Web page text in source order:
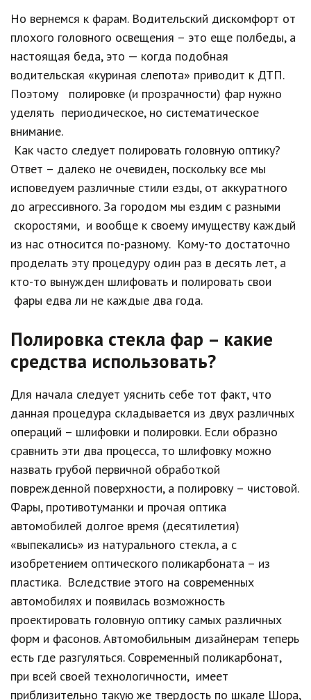
Но вернемся к фарам. Водительский дискомфорт от
плохого головного освещения – это еще полбеды, а
настоящая беда, это — когда подобная
водительская «куриная слепота» приводит к ДТП.
Поэтому полировке (и прозрачности) фар нужно
уделять периодическое, но систематическое
внимание.
Как часто следует полировать головную оптику?
Ответ – далеко не очевиден, поскольку все мы
исповедуем различные стили езды, от аккуратного
до агрессивного. За городом мы ездим с разными
скоростями, и вообще к своему имуществу каждый
из нас относится по-разному. Кому-то достаточно
проделать эту процедуру один раз в десять лет, а
кто-то вынужден шлифовать и полировать свои
фары едва ли не каждые два года.
Полировка стекла фар – какие
средства использовать?
Для начала следует уяснить себе тот факт, что
данная процедура складывается из двух различных
операций – шлифовки и полировки. Если образно
сравнить эти два процесса, то шлифовку можно
назвать грубой первичной обработкой
поврежденной поверхности, а полировку – чистовой.
Фары, противотуманки и прочая оптика
автомобилей долгое время (десятилетия)
«выпекались» из натурального стекла, а с
изобретением оптического поликарбоната – из
пластика. Вследствие этого на современных
автомобилях и появилась возможность
проектировать головную оптику самых различных
форм и фасонов. Автомобильным дизайнерам теперь
есть где разгуляться. Современный поликарбонат,
при всей своей технологичности, имеет
приблизительно такую же твердость по шкале Шора,